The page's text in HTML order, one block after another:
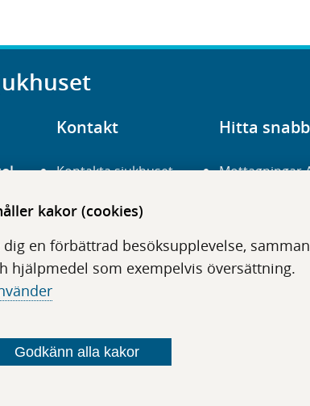
kakor (cookies)
en förbättrad besöksupplevelse,
hjälpmedel som exempelvis översättning.
Godkänn alla kakor
3
Kontakt
Kontakta sjukhuset
Hitta hit
Press
Hitta
Mottagningar
Digitala tjänster